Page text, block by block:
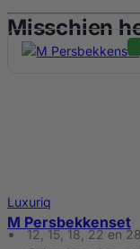
Wil je betrouwbare
tilt.
Misschien
Luxuriq
M Persbekkenset
12, 15, 18, 22 en